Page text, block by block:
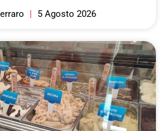
5 Agosto 2026